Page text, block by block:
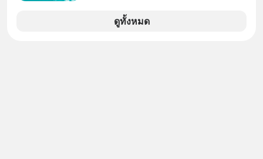
เรื่องใหญ่ หรือแม้แต่เรื่องสำคัญของ
ดูทั้งหมด